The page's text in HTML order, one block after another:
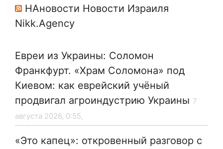
НАновости Новости Израиля
Nikk.Agency
Евреи из Украины: Соломон
Франкфурт. «Храм Соломона» под
Киевом: как еврейский учёный
продвигал агроиндустрию Украины 7
августа 2026, 0:55,
«Это капец»: откровенный разговор с